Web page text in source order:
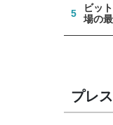
5
ビッ
場の
プレ